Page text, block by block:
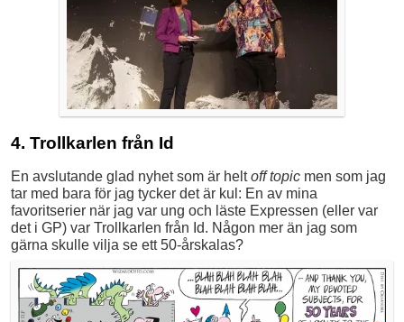
4. Trollkarlen från Id
En avslutande glad nyhet som är heltoff topic men som jag
tar med bara för jag tycker det är kul: En av mina
favoritserier när jag var ung och läste Expressen (eller var
det i GP) var Trollkarlen från Id. Någon mer än jag som
gärna skulle vilja se ett 50-årskalas?